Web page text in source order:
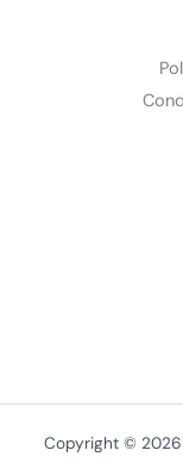
Copyright © 2026